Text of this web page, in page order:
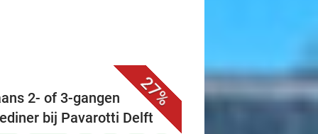
27%
2- of 3-gangen
bij Pavarotti Delft